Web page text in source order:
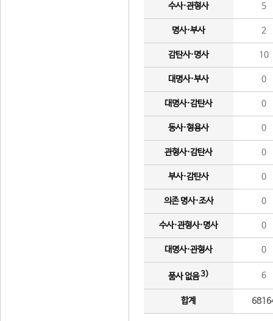
수사·관형사 5
명사·부사 2
감탄사·명사 10
대명사·부사 0
대명사·감탄사 0
동사·형용사 0
관형사·감탄사 0
부사·감탄사 0
의존 명사·조사 0
수사·관형사·명사 0
대명사·관형사 0
품사 없음3) 6
합계